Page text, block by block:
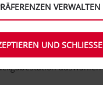
auswählen
VERWALTEN
UND SCHLIESSEN